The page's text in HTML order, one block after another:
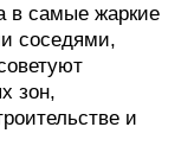
в самые жаркие
соседями,
зон,
и